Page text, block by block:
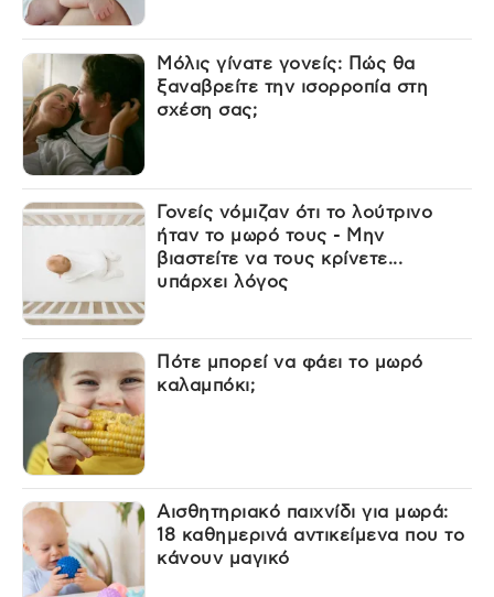
Μόλις γίνατε γονείς: Πώς θα
ξαναβρείτε την ισορροπία στη
σχέση σας;
Γονείς νόμιζαν ότι το λούτρινο
ήταν το μωρό τους - Μην
βιαστείτε να τους κρίνετε...
υπάρχει λόγος
Πότε μπορεί να φάει το μωρό
καλαμπόκι;
Αισθητηριακό παιχνίδι για μωρά:
18 καθημερινά αντικείμενα που το
κάνουν μαγικό